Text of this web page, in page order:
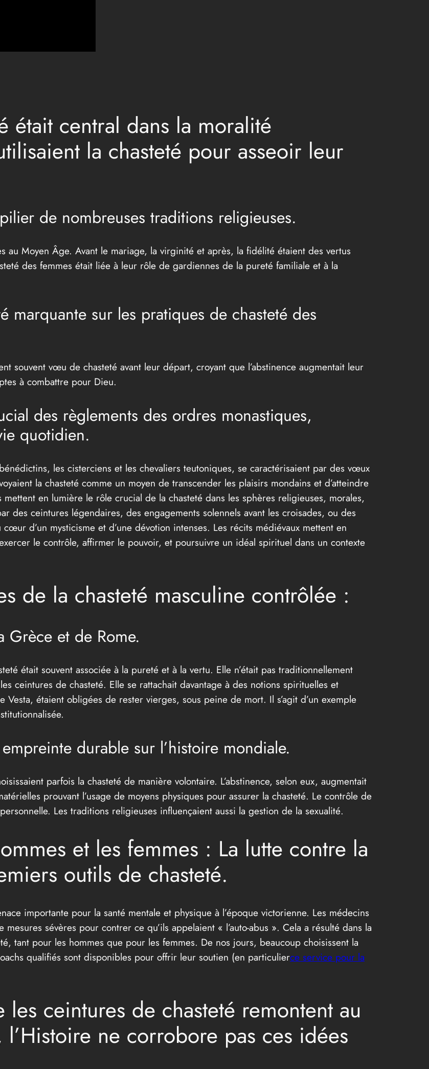
était central dans la moralité
la chasteté pour asseoir leur
de nombreuses traditions religieuses.
au Moyen Âge. Avant le mariage, la virginité et après, la fidélité étaient des vertus
des femmes était liée à leur rôle de gardiennes de la pureté familiale et à la
marquante sur les pratiques de chasteté des
souvent vœu de chasteté avant leur départ, croyant que l’abstinence augmentait leur
à combattre pour Dieu.
des règlements des ordres monastiques,
quotidien.
les cisterciens et les chevaliers teutoniques, se caractérisaient par des vœux
la chasteté comme un moyen de transcender les plaisirs mondains et d’atteindre
en lumière le rôle crucial de la chasteté dans les sphères religieuses, morales,
des ceintures légendaires, des engagements solennels avant les croisades, ou des
d’un mysticisme et d’une dévotion intenses. Les récits médiévaux mettent en
le contrôle, affirmer le pouvoir, et poursuivre un idéal spirituel dans un contexte
de la chasteté masculine contrôlée :
Grèce et de Rome.
était souvent associée à la pureté et à la vertu. Elle n’était pas traditionnellement
ceintures de chasteté. Elle se rattachait davantage à des notions spirituelles et
Vesta, étaient obligées de rester vierges, sous peine de mort. Il s’agit d’un exemple
durable sur l’histoire mondiale.
parfois la chasteté de manière volontaire. L’abstinence, selon eux, augmentait
prouvant l’usage de moyens physiques pour assurer la chasteté. Le contrôle de
Les traditions religieuses influençaient aussi la gestion de la sexualité.
et les femmes : La lutte contre la
outils de chasteté.
importante pour la santé mentale et physique à l’époque victorienne. Les médecins
sévères pour contrer ce qu’ils appelaient « l’auto-abus ». Cela a résulté dans la
tant pour les hommes que pour les femmes. De nos jours, beaucoup choisissent la
qualifiés sont disponibles pour offrir leur soutien (en particulierce service pour la
ceintures de chasteté remontent au
ne corrobore pas ces idées